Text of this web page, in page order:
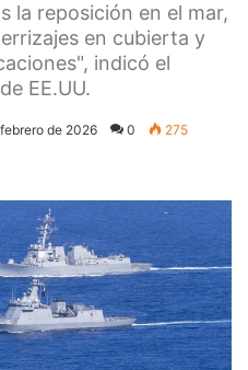
la reposición en el mar,
en cubierta y
indicó el
EE.UU.
de 2026 0 275